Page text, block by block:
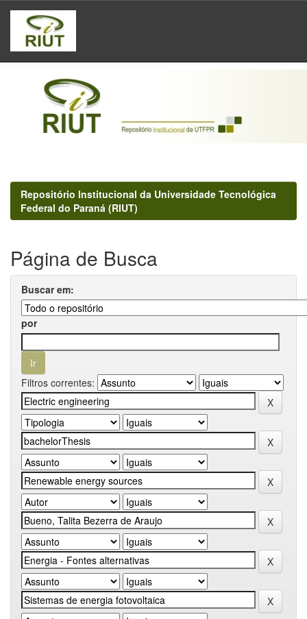
Skip
navigation
Repositório Institucional da Universidade Tecnológica
Federal do Paraná (RIUT)
Página de Busca
Buscar em:
por
Filtros correntes: